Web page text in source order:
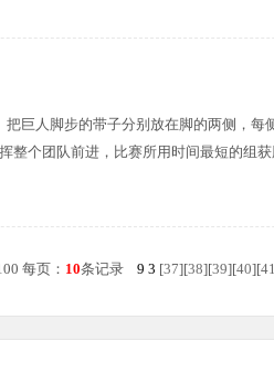
巨人脚步的带子分别放在脚的两侧，
个团队前进，比赛所用时间最短的组
每页： 10条记录 9 3 [37][38][39][40][41